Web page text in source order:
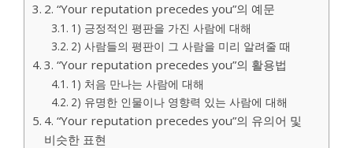
2. “Your reputation precedes you”의 예문
1) 긍정적인 평판을 가진 사람에 대해
2) 사람들의 평판이 그 사람을 미리 알려줄 때
3. “Your reputation precedes you”의 활용법
1) 처음 만나는 사람에 대해
2) 유명한 인물이나 영향력 있는 사람에 대해
4. “Your reputation precedes you”의 유의어 및
비슷한 표현